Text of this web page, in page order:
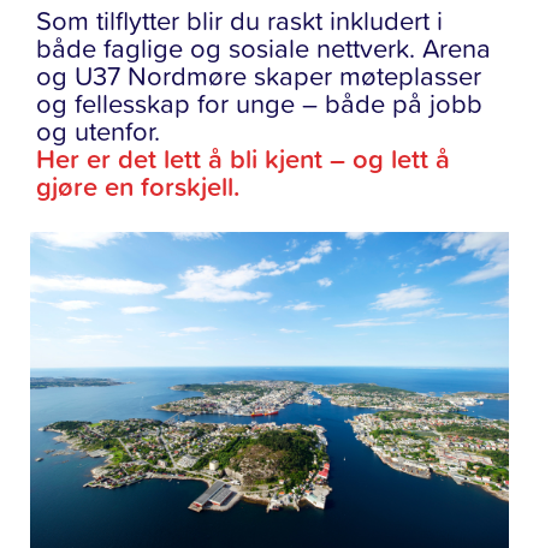
Som tilflytter blir du raskt inkludert i
både faglige og sosiale nettverk. Arena
og U37 Nordmøre skaper møteplasser
og fellesskap for unge – både på jobb
og utenfor.
Her er det lett å bli kjent – og lett å
gjøre en forskjell.